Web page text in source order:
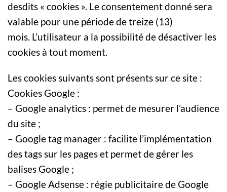
desdits « cookies ». Le consentement donné sera
valable pour une période de treize (13)
mois. L’utilisateur a la possibilité de désactiver les
cookies à tout moment.
Les cookies suivants sont présents sur ce site :
Cookies Google :
– Google analytics : permet de mesurer l’audience
du site ;
– Google tag manager : facilite l’implémentation
des tags sur les pages et permet de gérer les
balises Google ;
– Google Adsense : régie publicitaire de Google